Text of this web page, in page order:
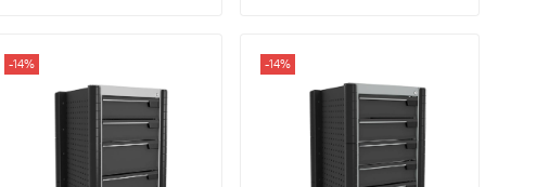
-14% -14%